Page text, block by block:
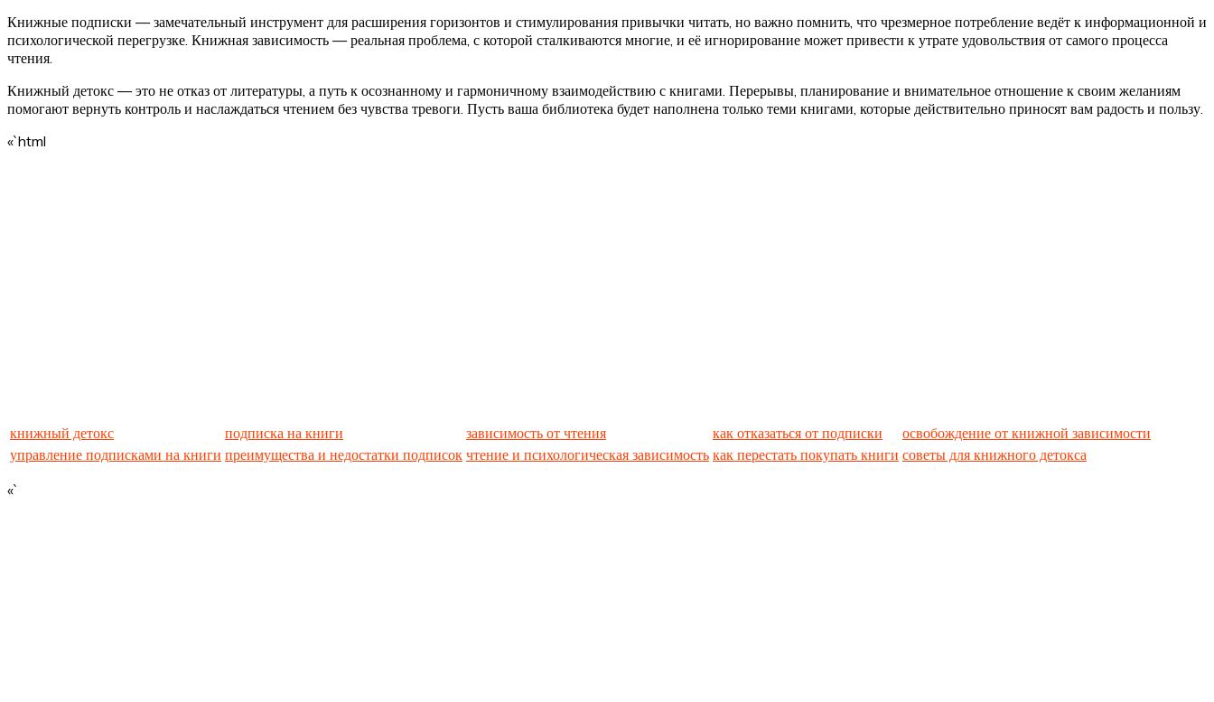
Книжные подписки — замечательный инструмент для расширения горизонтов и стимулирования привычки читать, но важно помнить, что чрезмерное потребление ведёт к информационной и
психологической перегрузке. Книжная зависимость — реальная проблема, с которой сталкиваются многие, и её игнорирование может привести к утрате удовольствия от самого процесса
чтения.
Книжный детокс — это не отказ от литературы, а путь к осознанному и гармоничному взаимодействию с книгами. Перерывы, планирование и внимательное отношение к своим желаниям
помогают вернуть контроль и наслаждаться чтением без чувства тревоги. Пусть ваша библиотека будет наполнена только теми книгами, которые действительно приносят вам радость и пользу.
«`html
книжный детокс подписка на книги зависимость от чтения как отказаться от подписки
освобождение от книжной зависимости
управление подписками на книги преимущества и недостатки подписок чтение и психологическая зависимость как перестать покупать книги советы для книжного детокса
«`